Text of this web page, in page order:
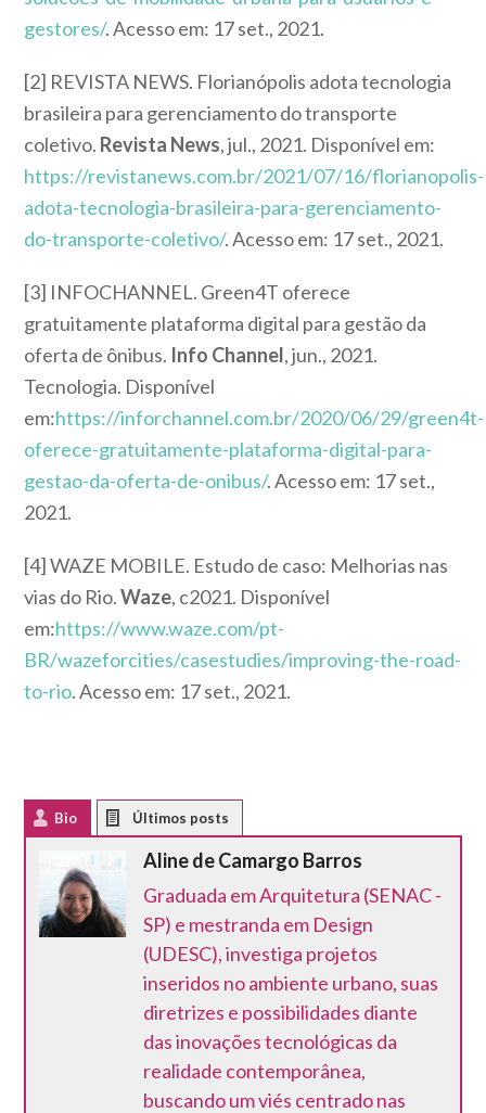
gestores/. Acesso em: 17 set., 2021.
[2] REVISTA NEWS. Florianópolis adota tecnologia
brasileira para gerenciamento do transporte
coletivo. Revista News, jul., 2021. Disponível em:
https://revistanews.com.br/2021/07/16/florianopolis-
adota-tecnologia-brasileira-para-gerenciamento-
do-transporte-coletivo/. Acesso em: 17 set., 2021.
[3] INFOCHANNEL. Green4T oferece
gratuitamente plataforma digital para gestão da
oferta de ônibus. Info Channel, jun., 2021.
Tecnologia. Disponível
em:https://inforchannel.com.br/2020/06/29/green4t-
oferece-gratuitamente-plataforma-digital-para-
gestao-da-oferta-de-onibus/. Acesso em: 17 set.,
2021.
[4] WAZE MOBILE. Estudo de caso: Melhorias nas
vias do Rio.Waze, c2021. Disponível
em:https://www.waze.com/pt-
BR/wazeforcities/casestudies/improving-the-road-
to-rio. Acesso em: 17 set., 2021.
Bio
Aline de Camargo Barros
Graduada em Arquitetura (SENAC -
SP) e mestranda em Design
(UDESC), investiga projetos
inseridos no ambiente urbano, suas
diretrizes e possibilidades diante
das inovações tecnológicas da
realidade contemporânea,
buscando um viés centrado nas